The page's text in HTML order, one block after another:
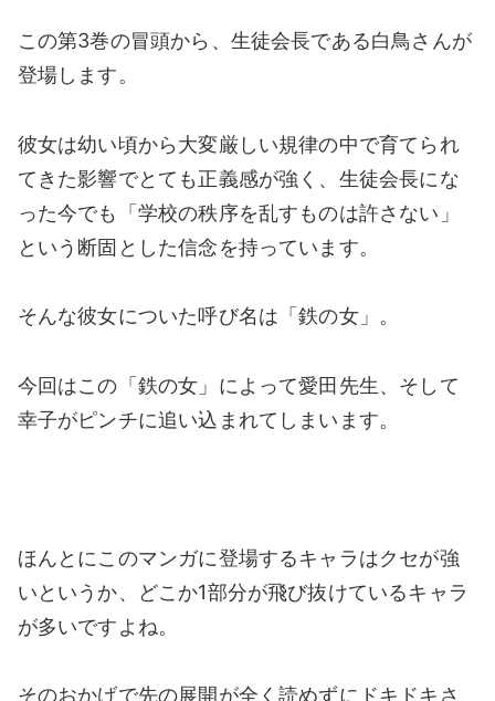
この第3巻の冒頭から、生徒会長である白鳥さんが
登場します。
彼女は幼い頃から大変厳しい規律の中で育てられ
てきた影響でとても正義感が強く、生徒会長にな
った今でも「学校の秩序を乱すものは許さない」
という断固とした信念を持っています。
そんな彼女についた呼び名は「鉄の女」。
今回はこの「鉄の女」によって愛田先生、そして
幸子がピンチに追い込まれてしまいます。
ほんとにこのマンガに登場するキャラはクセが強
いというか、どこか1部分が飛び抜けているキャラ
が多いですよね。
そのおかげで先の展開が全く読めずにドキドキさ